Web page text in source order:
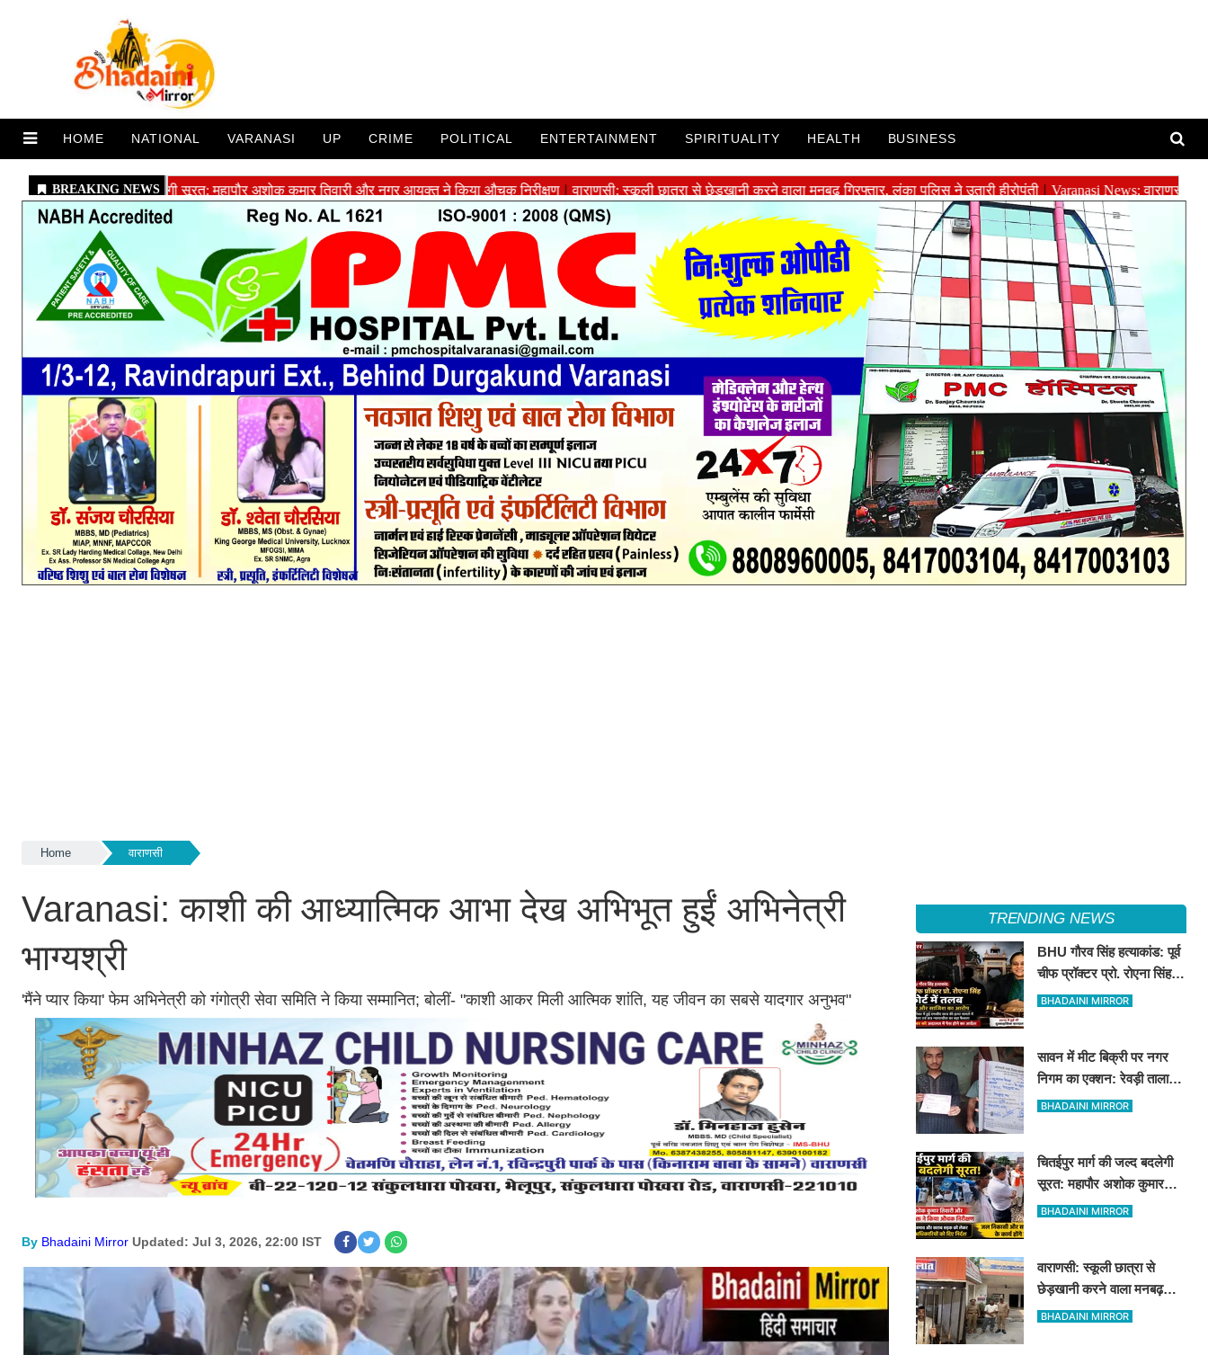
HOME NATIONAL VARANASI UP CRIME POLITICAL ENTERTAINMENT SPIRITUALITY HEALTH BUSINESS
Home वाराणसी
Varanasi: काशी की आध्यात्मिक आभा देख अभिभूत हुईं अभिनेत्री
भाग्यश्री
'मैंने प्यार किया' फेम अभिनेत्री को गंगोत्री सेवा समिति ने किया सम्मानित; बोलीं- "काशी आकर मिली आत्मिक शांति, यह जीवन का सबसे यादगार अनुभव"
By Bhadaini Mirror Updated: Jul 3, 2026, 22:00 IST
TRENDING NEWS
BHU गौरव सिंह हत्याकांड: पूर्व
चीफ प्रॉक्टर प्रो. रोएना सिंह
कोर्ट में तलब
BHADAINI MIRROR
सावन में मीट बिक्री पर नगर
निगम का एक्शन: रेवड़ी तालाब
और पितरकुंडा में 4 दुकानों पर
BHADAINI MIRROR
चितईपुर मार्ग की जल्द बदलेगी
सूरत: महापौर अशोक कुमार
तिवारी और नगर आयुक्त ने किया
BHADAINI MIRROR
वाराणसी: स्कूली छात्रा से
छेड़खानी करने वाला मनबढ़
गिरफ्तार, लंका पुलिस ने उतारी
BHADAINI MIRROR